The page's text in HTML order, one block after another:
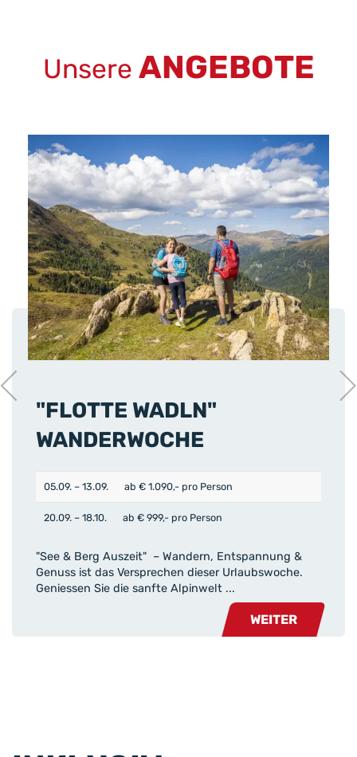
Unsere ANGEBOTE
"FLOTTE WADLN"
WANDERWOCHE
05.09. – 13.09. ab € 1.090,- pro Person
20.09. – 18.10. ab € 999,- pro Person
"See & Berg Auszeit" – Wandern, Entspannung &
Genuss ist das Versprechen dieser Urlaubswoche.
Geniessen Sie die sanfte Alpinwelt ...
WEITER